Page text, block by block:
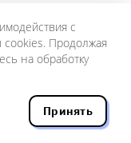
карточку,
огонек сменился
дежурная.
с
cookies. Продолжая
на обработку
Принять